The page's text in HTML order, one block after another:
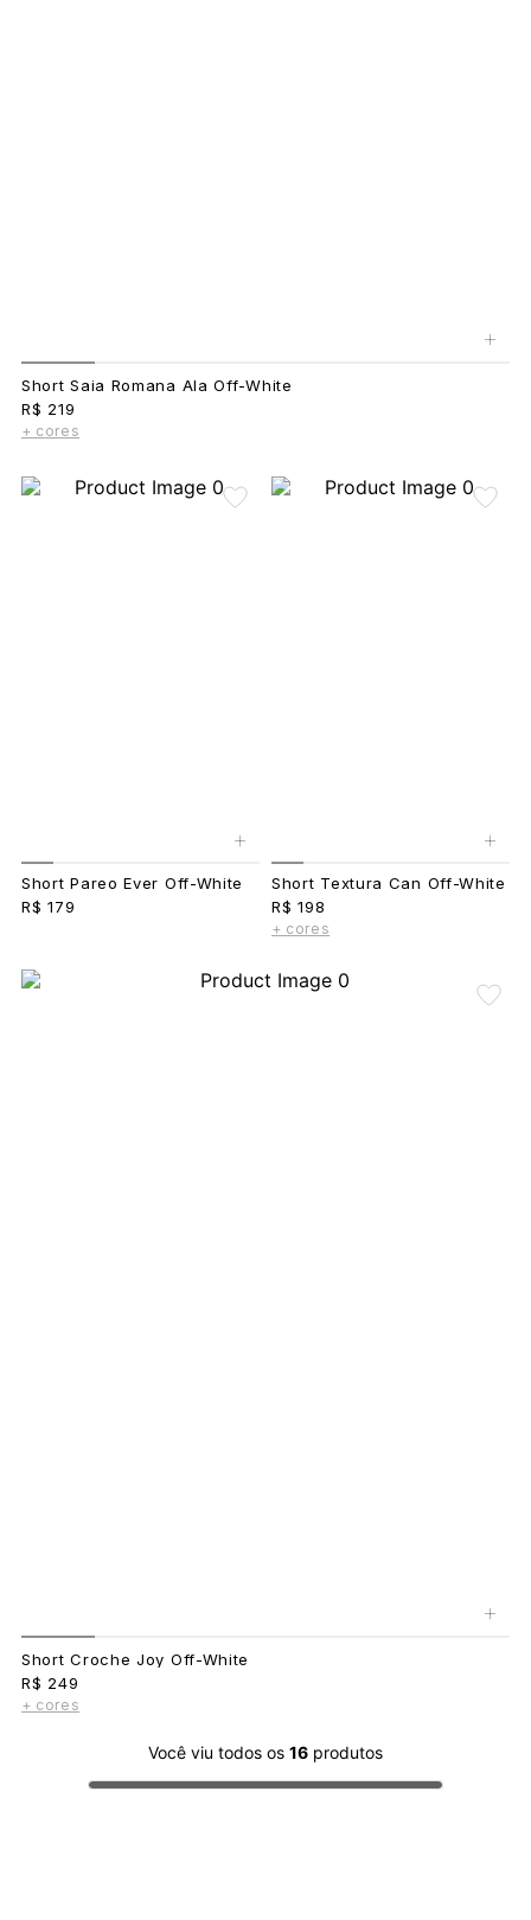
+
Short Saia Romana Ala Off-White
R$ 219
+ cores
+
Short Pareo Ever Off-White
R$ 179
+
Short Textura Can Off-White
R$ 198
+ cores
+
Short Croche Joy Off-White
R$ 249
+ cores
Você viu todos os 16 produtos